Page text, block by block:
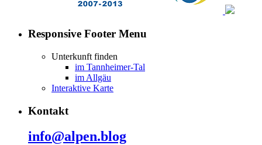
Responsive Footer Menu
Unterkunft finden
im Tannheimer-Tal
im Allgäu
Interaktive Karte
Kontakt
info@alpen.blog